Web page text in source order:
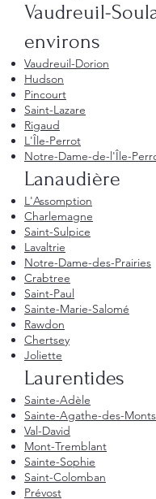
Vaudreuil-
environs
Vaudreuil-Dorion
Hudson
Pincourt
Saint-Lazare
Rigaud
L'Île-Perrot
Notre-Dame-de-l'Île-
Lanaudière
L'Assomption
Charlemagne
Saint-Sulpice
Lavaltrie
Notre-Dame-des-Prairies
Crabtree
Saint-Paul
Sainte-Marie-Salomé
Rawdon
Chertsey
Joliette
Laurentides
Sainte-Adèle
Sainte-Agathe-des-Monts
Val-David
Mont-Tremblant
Sainte-Sophie
Saint-Colomban
Prévost